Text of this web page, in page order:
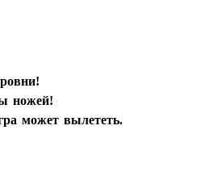
ножей!
может вылететь.